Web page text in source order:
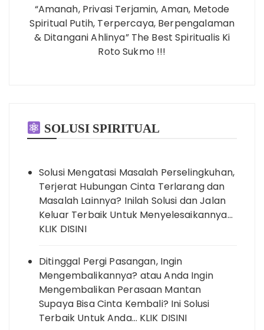
“Amanah, Privasi Terjamin, Aman, Metode
Spiritual Putih, Terpercaya, Berpengalaman
& Ditangani Ahlinya” The Best Spiritualis Ki
Roto Sukmo !!!
SOLUSI SPIRITUAL
Solusi Mengatasi Masalah Perselingkuhan,
Terjerat Hubungan Cinta Terlarang dan
Masalah Lainnya? Inilah Solusi dan Jalan
Keluar Terbaik Untuk Menyelesaikannya…
KLIK DISINI
Ditinggal Pergi Pasangan, Ingin
Mengembalikannya? atau Anda Ingin
Mengembalikan Perasaan Mantan
Supaya Bisa Cinta Kembali? Ini Solusi
Terbaik Untuk Anda… KLIK DISINI